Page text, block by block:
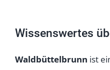
Wissenswertes
Waldbüttelbrunn ist